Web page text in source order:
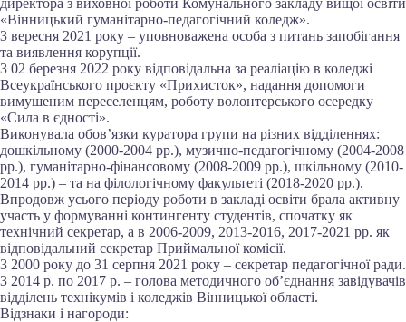
директора з виховної роботи Комунального закладу вищої освіти
«Вінницький гуманітарно-педагогічний коледж».
З вересня 2021 року – уповноважена особа з питань запобігання
та виявлення корупції.
З 02 березня 2022 року відповідальна за реаліацію в коледжі
Всеукраїнського проєкту «Прихисток», надання допомоги
вимушеним переселенцям, роботу волонтерського осередку
«Сила в єдності».
Виконувала обов’язки куратора групи на різних відділеннях:
дошкільному (2000-2004 рр.), музично-педагогічному (2004-2008
рр.), гуманітарно-фінансовому (2008-2009 рр.), шкільному (2010-
2014 рр.) – та на філологічному факультеті (2018-2020 рр.).
Впродовж усього періоду роботи в закладі освіти брала активну
участь у формуванні контингенту студентів, спочатку як
технічний секретар, а в 2006-2009, 2013-2016, 2017-2021 рр. як
відповідальний секретар Приймальної комісії.
З 2000 року до 31 серпня 2021 року – секретар педагогічної ради.
З 2014 р. по 2017 р. – голова методичного об’єднання завідувачів
відділень технікумів і коледжів Вінницької області.
Відзнаки і нагороди: